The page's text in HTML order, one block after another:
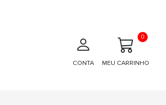
CONTA MEU CARRINHO
0